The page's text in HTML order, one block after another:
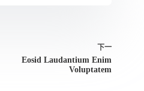
下一
Eosid Laudantium Enim
Voluptatem